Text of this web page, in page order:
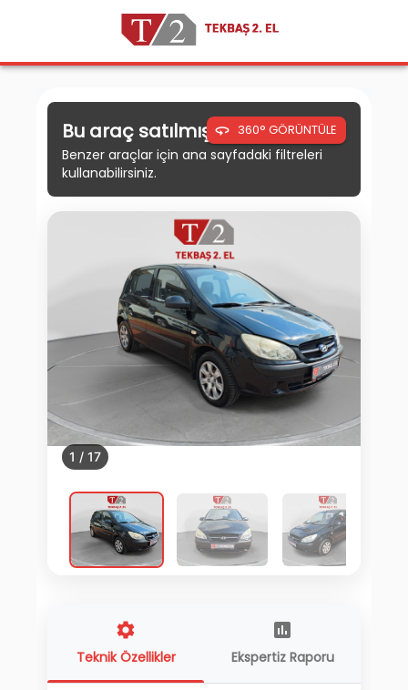
Bu araç satılmıştır.
Benzer araçlar için ana sayfadaki filtreleri
kullanabilirsiniz.
1 / 17
360° GÖRÜNTÜLE
Teknik Özellikler Ekspertiz Raporu